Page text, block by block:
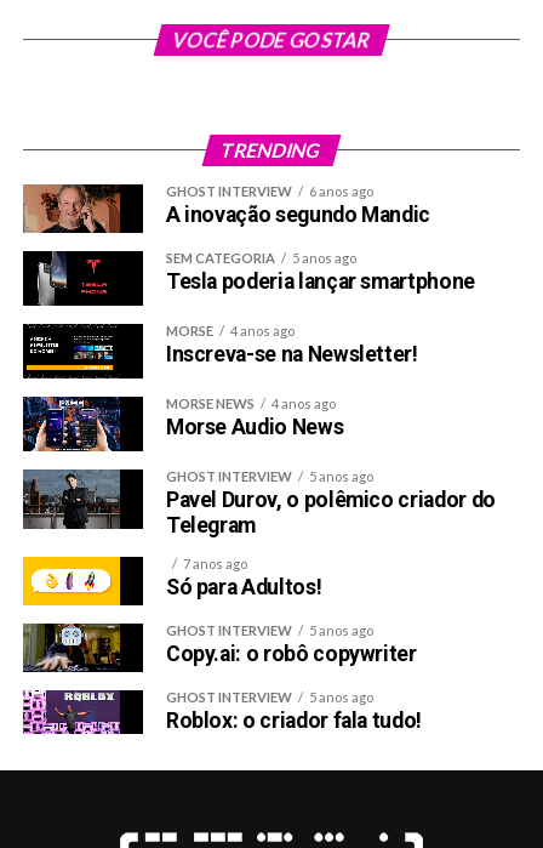
VOCÊ PODE GOSTAR
TRENDING
GHOST INTERVIEW 6 anos ago
A inovação segundo Mandic
SEM CATEGORIA 5 anos ago
Tesla poderia lançar smartphone
MORSE 4 anos ago
Inscreva-se na Newsletter!
MORSE NEWS 4 anos ago
Morse Audio News
GHOST INTERVIEW 5 anos ago
Pavel Durov, o polêmico criador do
Telegram
7 anos ago
Só para Adultos!
GHOST INTERVIEW 5 anos ago
Copy.ai: o robô copywriter
GHOST INTERVIEW 5 anos ago
Roblox: o criador fala tudo!